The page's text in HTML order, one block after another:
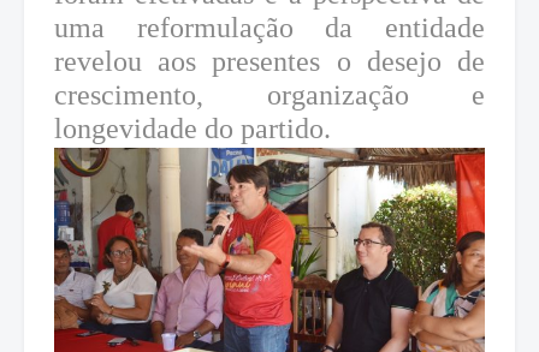
uma reformulação da entidade
revelou aos presentes o desejo de
crescimento, organização e
longevidade do partido.